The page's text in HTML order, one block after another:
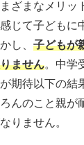
ざまなメリッ
じて子どもに
し、 子どもが
ません。中学
期待以下の結
んのこと親が
りません。